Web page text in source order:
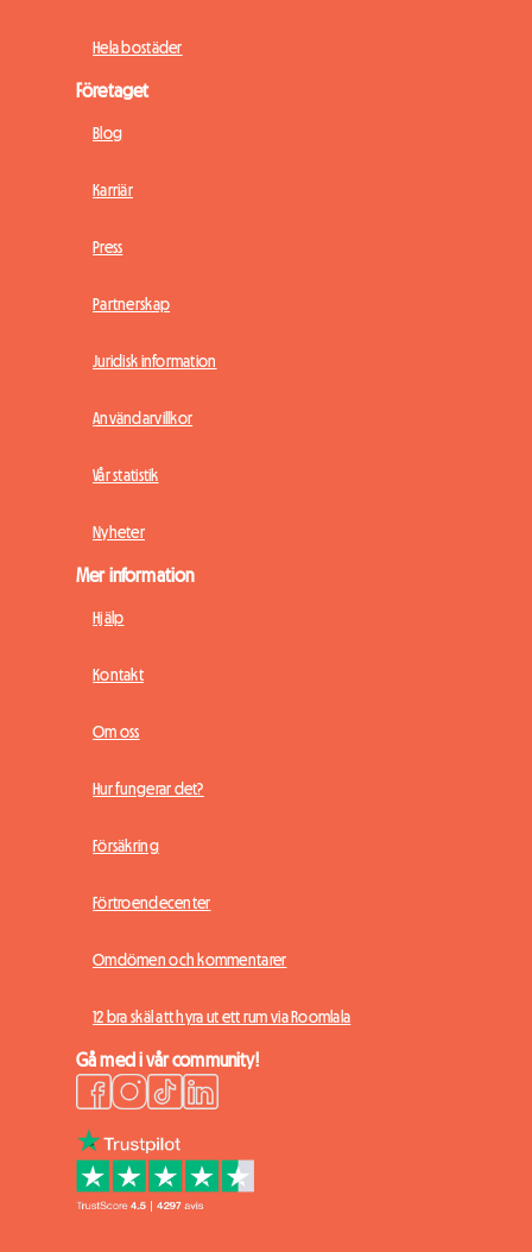
Hela bostäder
Företaget
Blog
Karriär
Press
Partnerskap
Juridisk information
Användarvillkor
Vår statistik
Nyheter
Mer information
Hjälp
Kontakt
Om oss
Hur fungerar det?
Försäkring
Förtroendecenter
Omdömen och kommentarer
12 bra skäl att hyra ut ett rum via Roomlala
Gå med i vår community!